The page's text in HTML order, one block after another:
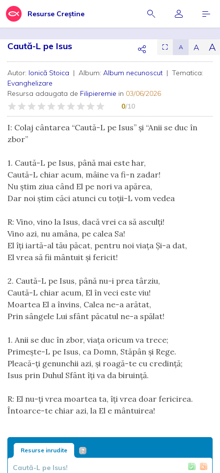
Resurse Creștine
Caută-L pe Isus ⛶ A A A
Autor: Ionică Stoica | Album: Album necunoscut | Tematica:
Evanghelizare
Resursa adaugata de Filipieremie in 03/06/2026
0/10
I: Colaj cântarea “Caută-L pe Isus” și “Anii se duc în
zbor”
1. Caută-L pe Isus, până mai este har,
Caută-L chiar acum, mâine va fi-n zadar!
Nu știm ziua când El pe nori va apărea,
Dar noi știm căci atunci cu toții-L vom vedea
R: Vino, vino la Isus, dacă vrei ca să asculți!
Vino azi, nu amâna, pe calea Sa!
El îți iartă-al tău păcat, pentru noi viața Și-a dat,
El vrea să fii mântuit și fericit!
2. Caută-L pe Isus, până nu-i prea târziu,
Caută-L chiar acum, El în veci este viu!
Moartea El a învins, Calea ne-a arătat,
Prin sângele Lui sfânt păcatul ne-a spălat!
1. Anii se duc în zbor, viața oricum va trece;
Primește-L pe Isus, ca Domn, Stăpân și Rege.
Pleacă-ți genunchii azi, și roagă-te cu credință;
Isus prin Duhul Sfânt îți va da biruință.
R: El nu-ți vrea moartea ta, îți vrea doar fericirea.
Întoarce-te chiar azi, la El e mântuirea!
Resurse inrudite
Caută-L pe Isus!